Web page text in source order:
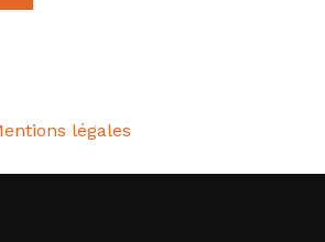
légales